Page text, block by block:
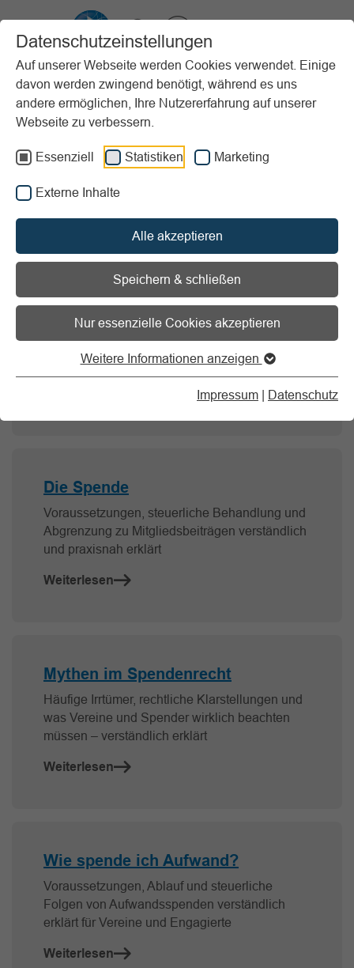
Datenschutzeinstellungen
Auf unserer Webseite werden Cookies verwendet. Einige
davon werden zwingend benötigt, während es uns
andere ermöglichen, Ihre Nutzererfahrung auf unserer
Webseite zu verbessern.
Essenziell Statistiken Marketing
Externe Inhalte
Alle akzeptieren
Speichern & schließen
Nur essenzielle Cookies akzeptieren
Weitere Informationen anzeigen
Impressum | Datenschutz
Startseite Vereinsmanagement
Steuern & Finanzen
Zuwendungsrecht
Sach- und Aufwandsspenden
Vorlesen
Informationen zum Readspeaker öffnen
Sach- und Aufwandsspenden
Von Spenden und Zuwendungen
Begriffe, Unterschiede und steuerliche
Grundlagen verständlich erklärt für eine
rechtssichere Praxis
Die Spende
Voraussetzungen, steuerliche Behandlung und
Abgrenzung zu Mitgliedsbeiträgen verständlich
und praxisnah erklärt
Weiterlesen
Mythen im Spendenrecht
Häufige Irrtümer, rechtliche Klarstellungen und
was Vereine und Spender wirklich beachten
müssen – verständlich erklärt
Weiterlesen
Wie spende ich Aufwand?
Voraussetzungen, Ablauf und steuerliche
Folgen von Aufwandsspenden verständlich
erklärt für Vereine und Engagierte
Weiterlesen